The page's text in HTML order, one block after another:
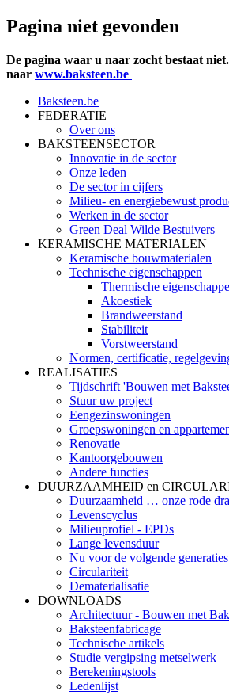
Pagina niet gevonden
De pagina waar u naar zocht bestaat
naar www.baksteen.be
Baksteen.be
FEDERATIE
Over ons
BAKSTEENSECTOR
Innovatie in de sector
Onze leden
De sector in cijfers
Milieu- en energiebewust
Werken in de sector
Green Deal Wilde Bestuivers
KERAMISCHE MATERIALEN
Keramische bouwmaterialen
Technische eigenschappen
Thermische
Akoestiek
Brandweerstand
Stabiliteit
Vorstweerstand
Normen, certificatie,
REALISATIES
Tijdschrift 'Bouwen met
Stuur uw project
Eengezinswoningen
Groepswoningen en
Renovatie
Kantoorgebouwen
Andere functies
DUURZAAMHEID en
Duurzaamheid … onze rode
Levenscyclus
Milieuprofiel - EPDs
Lange levensduur
Nu voor de volgende generaties
Circulariteit
Dematerialisatie
DOWNLOADS
Architectuur - Bouwen met
Baksteenfabricage
Technische artikels
Studie vergipsing metselwerk
Berekeningstools
Ledenlijst